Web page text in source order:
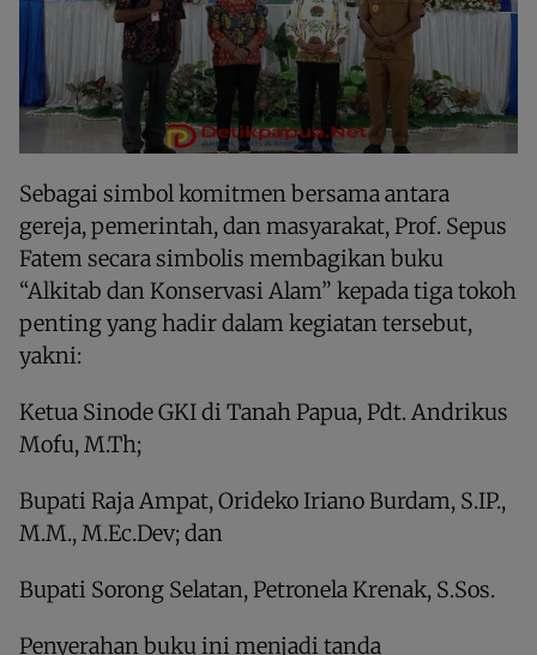
Sebagai simbol komitmen bersama antara
gereja, pemerintah, dan masyarakat, Prof. Sepus
Fatem secara simbolis membagikan buku
“Alkitab dan Konservasi Alam” kepada tiga tokoh
penting yang hadir dalam kegiatan tersebut,
yakni:
Ketua Sinode GKI di Tanah Papua, Pdt. Andrikus
Mofu, M.Th;
Bupati Raja Ampat, Orideko Iriano Burdam, S.IP.,
M.M., M.Ec.Dev; dan
Bupati Sorong Selatan, Petronela Krenak, S.Sos.
Penyerahan buku ini menjadi tanda